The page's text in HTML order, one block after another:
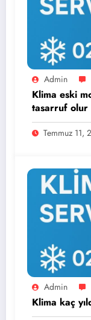
Admin
Klima eski
tasarruf olur
Temmuz 11,
Admin
Klima kaç